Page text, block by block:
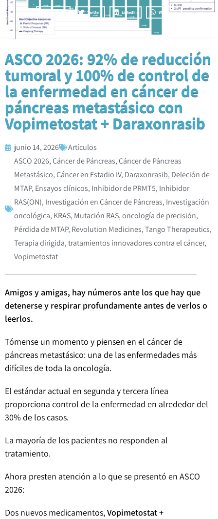
Twitter LinkedIn WhatsApp
ASCO 2026: 92% de reducción
tumoral y 100% de control de
la enfermedad en cáncer de
páncreas metastásico con
Vopimetostat + Daraxonrasib
junio 14, 2026
Artículos
ASCO 2026, Cáncer de Páncreas, Cáncer de Páncreas
Metastásico, Cáncer en Estadio IV, Daraxonrasib, Deleción de
MTAP, Ensayos clínicos, Inhibidor de PRMT5, Inhibidor
RAS(ON), Investigación en Cáncer de Páncreas, Investigación
oncológica, KRAS, Mutación RAS,oncología de precisión,
Pérdida de MTAP, Revolution Medicines,Tango Therapeutics,
Terapia dirigida,tratamientos innovadores contra el cáncer,
Vopimetostat
Amigos y amigas, hay números ante los que hay que
detenerse y respirar profundamente antes de verlos o
leerlos.
Tómense un momento y piensen en el cáncer de
páncreas metastásico: una de las enfermedades más
difíciles de toda la oncología.
El estándar actual en segunda y tercera línea
proporciona control de la enfermedad en alrededor del
30% de los casos.
La mayoría de los pacientes no responden al
tratamiento.
Ahora presten atención a lo que se presentó en ASCO
2026:
Dos nuevos medicamentos,Vopimetostat +